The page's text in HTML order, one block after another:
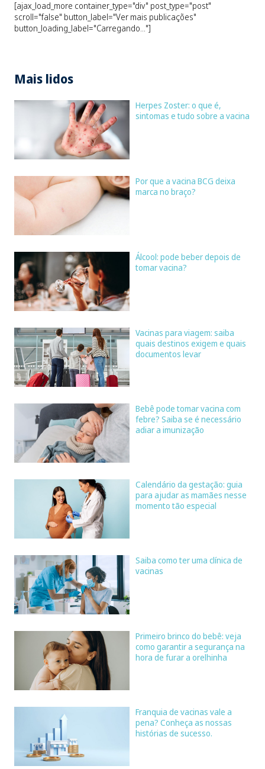
[ajax_load_more container_type="div" post_type="post"
scroll="false" button_label="Ver mais publicações"
button_loading_label="Carregando..."]
Mais lidos
Herpes Zoster: o que é,
sintomas e tudo sobre a vacina
Por que a vacina BCG deixa
marca no braço?
Álcool: pode beber depois de
tomar vacina?
Vacinas para viagem: saiba
quais destinos exigem e quais
documentos levar
Bebê pode tomar vacina com
febre? Saiba se é necessário
adiar a imunização
Calendário da gestação: guia
para ajudar as mamães nesse
momento tão especial
Saiba como ter uma clínica de
vacinas
Primeiro brinco do bebê: veja
como garantir a segurança na
hora de furar a orelhinha
Franquia de vacinas vale a
pena? Conheça as nossas
histórias de sucesso.